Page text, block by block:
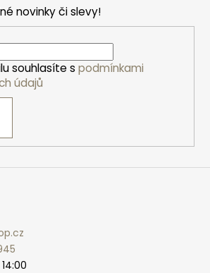
novinky či slevy!
souhlasíte s podmínkami
údajů